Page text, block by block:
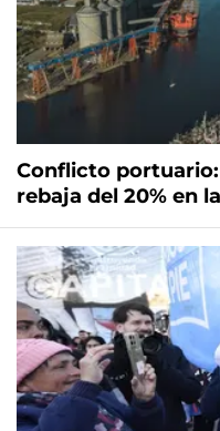
Conflicto
rebaja del 20% en